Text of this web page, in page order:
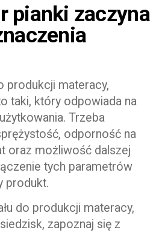
pianki zaczyna
produkcji materacy,
taki, który odpowiada na
Trzeba
odporność na
oraz możliwość dalszej
tych parametrów
produkt.
do produkcji materacy,
zapoznaj się z